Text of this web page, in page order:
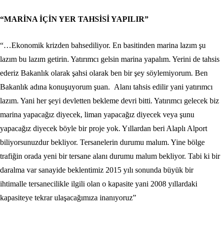
“MARİNA İÇİN YER TAHSİSİ YAPILIR”
“…Ekonomik krizden bahsediliyor. En basitinden marina lazım şu
lazım bu lazım getirin. Yatırımcı gelsin marina yapalım. Yerini de tahsis
ederiz Bakanlık olarak şahsi olarak ben bir şey söylemiyorum. Ben
Bakanlık adına konuşuyorum şuan. Alanı tahsis edilir yani yatırımcı
lazım. Yani her şeyi devletten bekleme devri bitti. Yatırımcı gelecek biz
marina yapacağız diyecek, liman yapacağız diyecek veya şunu
yapacağız diyecek böyle bir proje yok. Yıllardan beri Alaplı Alport
biliyorsunuzdur bekliyor. Tersanelerin durumu malum. Yine bölge
trafiğin orada yeni bir tersane alanı durumu malum bekliyor. Tabi ki bir
daralma var sanayide beklentimiz 2015 yılı sonunda büyük bir
ihtimalle tersanecilikle ilgili olan o kapasite yani 2008 yıllardaki
kapasiteye tekrar ulaşacağımıza inanıyoruz”